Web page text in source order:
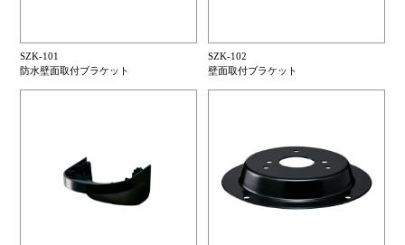
SZK-101
防水壁面取付ブラケット
SZK-102
壁面取付ブラケット